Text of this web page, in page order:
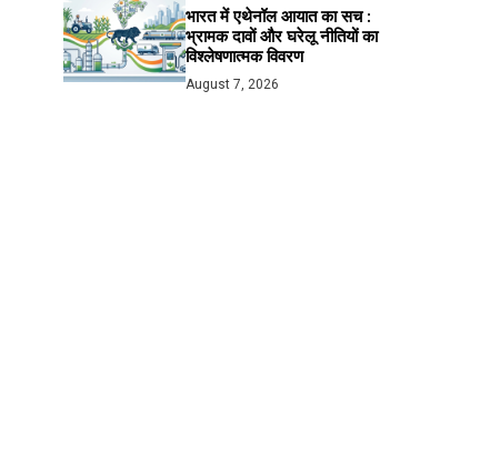
भारत में एथेनॉल आयात का सच :
भ्रामक दावों और घरेलू नीतियों का
विश्लेषणात्मक विवरण
August 7, 2026